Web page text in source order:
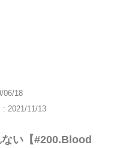
06/18
: 2021/11/13
い【#200.Blood